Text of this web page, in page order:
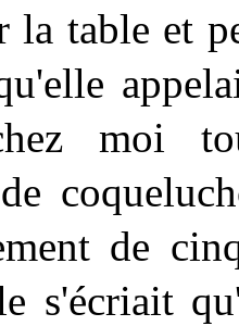
la table et
moi
de
s'écriait